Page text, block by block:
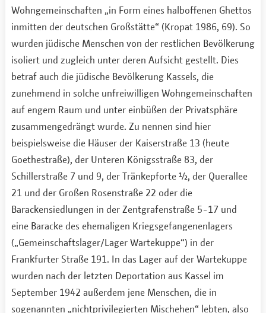
Wohngemeinschaften „in Form eines halboffenen Ghettos
inmitten der deutschen Großstätte“ (Kropat 1986, 69). So
wurden jüdische Menschen von der restlichen Bevölkerung
isoliert und zugleich unter deren Aufsicht gestellt. Dies
betraf auch die jüdische Bevölkerung Kassels, die
zunehmend in solche unfreiwilligen Wohngemeinschaften
auf engem Raum und unter einbüßen der Privatsphäre
zusammengedrängt wurde. Zu nennen sind hier
beispielsweise die Häuser der Kaiserstraße 13 (heute
Goethestraße), der Unteren Königsstraße 83, der
Schillerstraße 7 und 9, der Tränkepforte ½, der Querallee
21 und der Großen Rosenstraße 22 oder die
Barackensiedlungen in der Zentgrafenstraße 5-17 und
eine Baracke des ehemaligen Kriegsgefangenenlagers
(„Gemeinschaftslager/Lager Wartekuppe“) in der
Frankfurter Straße 191. In das Lager auf der Wartekuppe
wurden nach der letzten Deportation aus Kassel im
September 1942 außerdem jene Menschen, die in
sogenannten „nichtprivilegierten Mischehen“ lebten, also